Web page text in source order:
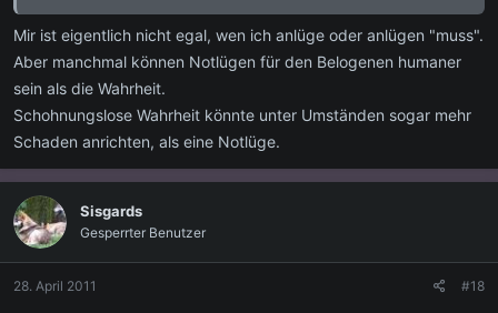
Mir ist eigentlich nicht egal, wen ich anlüge oder anlügen "muss".
Aber manchmal können Notlügen für den Belogenen humaner
sein als die Wahrheit.
Schohnungslose Wahrheit könnte unter Umständen sogar mehr
Schaden anrichten, als eine Notlüge.
Sisgards
Gesperrter Benutzer
28. April 2011 #18